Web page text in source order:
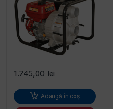
1.745,00 lei
Adaugă în coș